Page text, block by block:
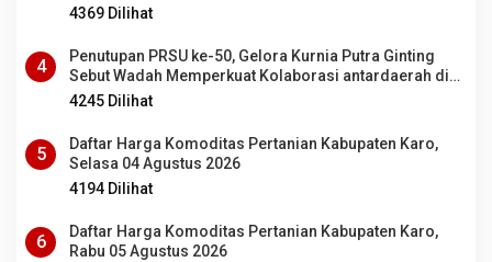
4369 Dilihat
4
Penutupan PRSU ke-50, Gelora Kurnia Putra Ginting
Sebut Wadah Memperkuat Kolaborasi antardaerah di
Sumut
4245 Dilihat
5
Daftar Harga Komoditas Pertanian Kabupaten Karo,
Selasa 04 Agustus 2026
4194 Dilihat
6
Daftar Harga Komoditas Pertanian Kabupaten Karo,
Rabu 05 Agustus 2026